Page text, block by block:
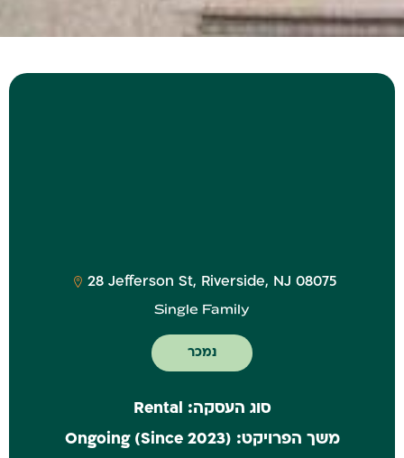
‎28 Jefferson St, Riverside, NJ 08075
Single Family
נמכר
סוג העסקה:
Rental
משך הפרויקט: (Ongoing (Since 2023